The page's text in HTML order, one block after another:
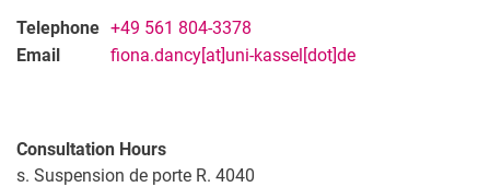
Telephone +49 561 804-3378
Email
fiona.dancy[at]uni-kassel[dot]de
Consultation Hours
s. Suspension de porte R. 4040